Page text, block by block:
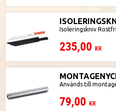
Isoleringskniv
235,00 KR
Används till
79,00 KR